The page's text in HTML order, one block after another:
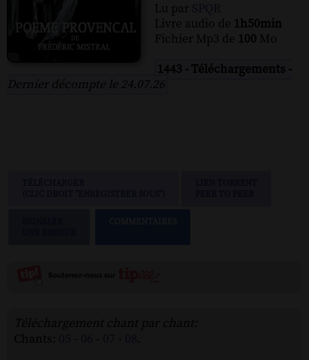
Lu par
Livre audio de 1h50min
Fichier Mp3 de 100 Mo
1443 - Téléchargements -
Dernier décompte le 24.07.26